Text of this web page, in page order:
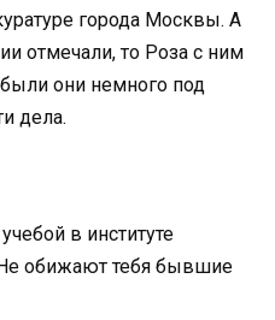
города Москвы. А
отмечали, то Роза с ним
они немного под
дела.
в институте
обижают тебя бывшие